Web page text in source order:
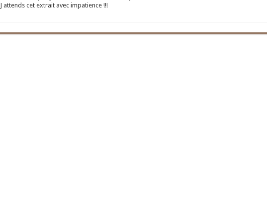
J attends cet extrait avec impatience !!!